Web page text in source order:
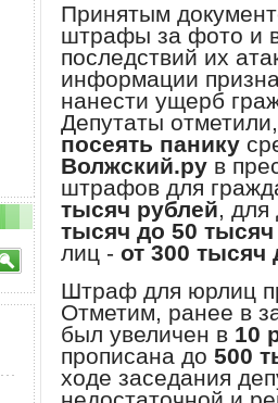
Принятым
штрафы за фото и
последствий их
информации
нанести ущерб
Депутаты
посеять панику
Волжский.ру в
штрафов для
тысяч рублей,
тысяч до 50
лиц - от 300
Штраф для юрлиц
Отметим, ранее в
был увеличен в 10
прописана до 500
ходе заседания